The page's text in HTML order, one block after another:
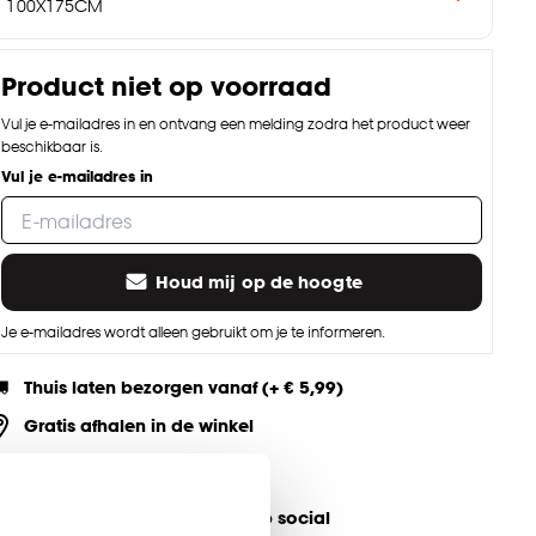
100X175CM
Product niet op voorraad
Vul je e-mailadres in en ontvang een melding zodra het product weer
beschikbaar is.
Vul je e-mailadres in
Houd mij op de hoogte
Je e-mailadres wordt alleen gebruikt om je te informeren.
Thuis laten bezorgen vanaf (+ € 5,99)
Gratis afhalen in de winkel
jouw product & volg ons op social